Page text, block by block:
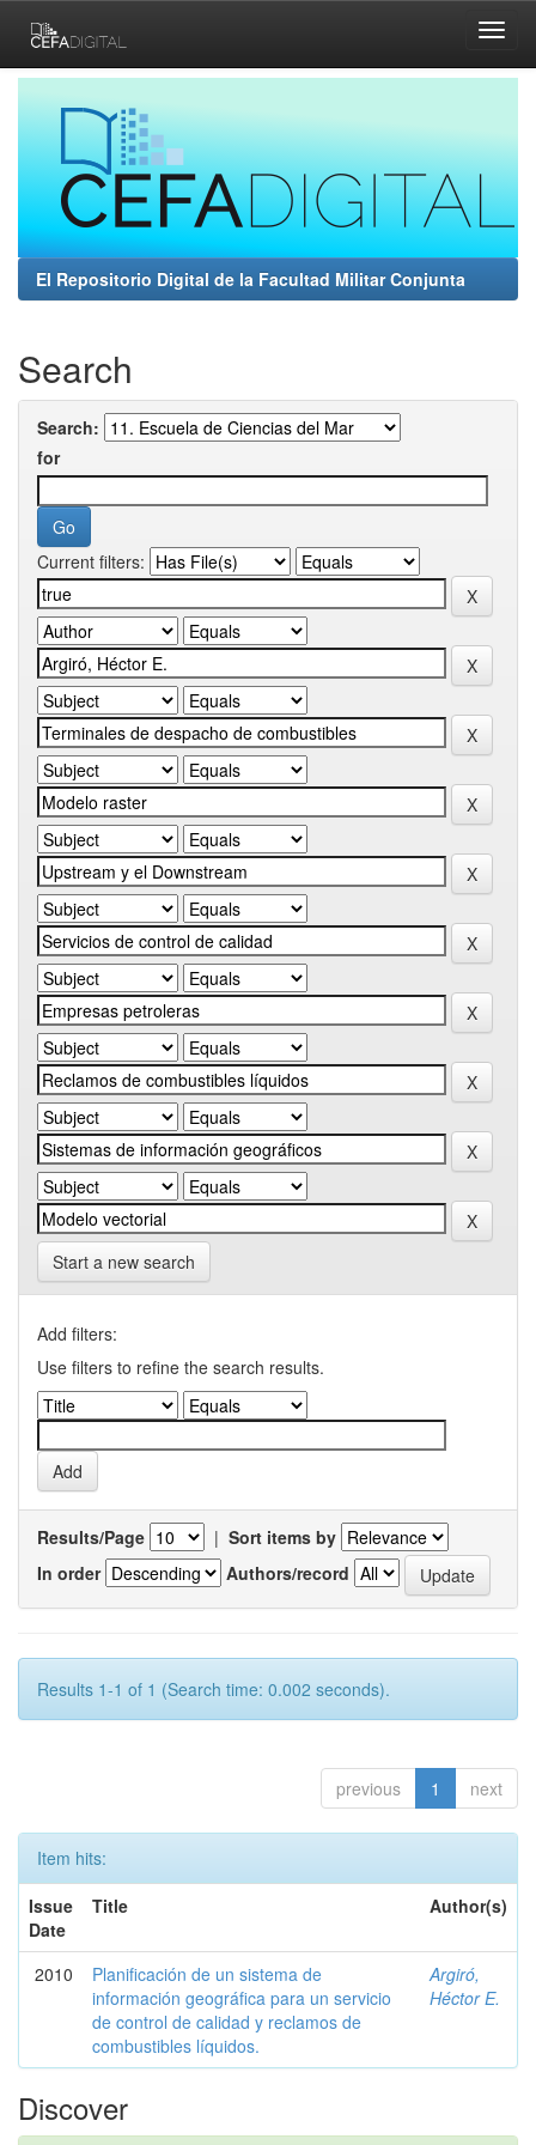
navigation
El Repositorio Digital de la Facultad Militar Conjunta
Search
Search:
for
Current filters:
Start a new search
Add filters:
Use filters to refine the search results.
Results/Page | Sort items by
In order
Authors/record
Results 1-1 of 1 (Search time: 0.002 seconds).
previous 1 next
Item hits:
Issue
Date
Title Author(s)
2010
Planificación de un sistema de
información geográfica para un servicio
de control de calidad y reclamos de
combustibles líquidos.
Argiró,
Héctor E.
Discover